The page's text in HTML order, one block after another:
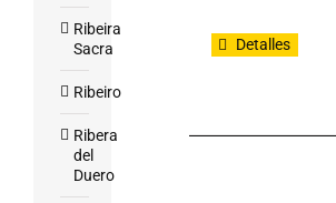
Detalles
Ribeira
Sacra
Ribeiro
Ribera
del
Duero